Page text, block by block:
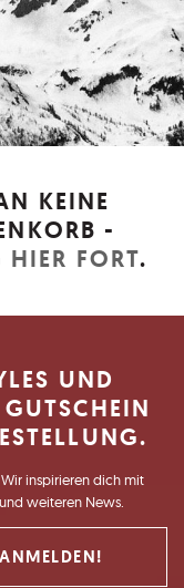
KEINE
-
HIER FORT.
UND
inspirieren dich mit
weiteren News.